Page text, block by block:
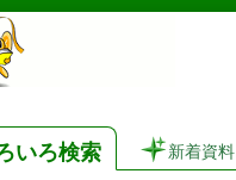
いろ検索 新着資料